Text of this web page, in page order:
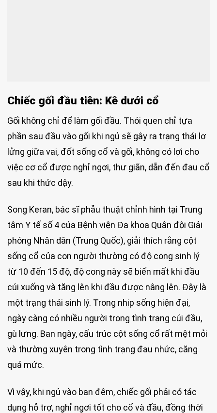
Chiếc gối đầu tiên: Kê dưới cổ
Gối không chỉ để làm gối đầu. Thói quen chỉ tựa
phần sau đầu vào gối khi ngủ sẽ gây ra trạng thái lơ
lửng giữa vai, đốt sống cổ và gối, không có lợi cho
việc cơ cổ được nghỉ ngơi, thư giãn, dẫn đến đau cổ
sau khi thức dậy.
Song Keran, bác sĩ phẫu thuật chỉnh hình tại Trung
tâm Y tế số 4 của Bệnh viện Đa khoa Quân đội Giải
phóng Nhân dân (Trung Quốc), giải thích rằng cột
sống cổ của con người thường có độ cong sinh lý
từ 10 đến 15 độ, độ cong này sẽ biến mất khi đầu
cúi xuống và tăng lên khi đầu được nâng lên. Đây là
một trạng thái sinh lý. Trong nhịp sống hiện đại,
ngày càng có nhiều người trong tình trạng cúi đầu,
gù lưng. Ban ngày, cấu trúc cột sống cổ rất mệt mỏi
và thường xuyên trong tình trạng đau nhức, căng
quá mức.
Vì vậy, khi ngủ vào ban đêm, chiếc gối phải có tác
dụng hỗ trợ, nghỉ ngơi tốt cho cổ và đầu, đồng thời